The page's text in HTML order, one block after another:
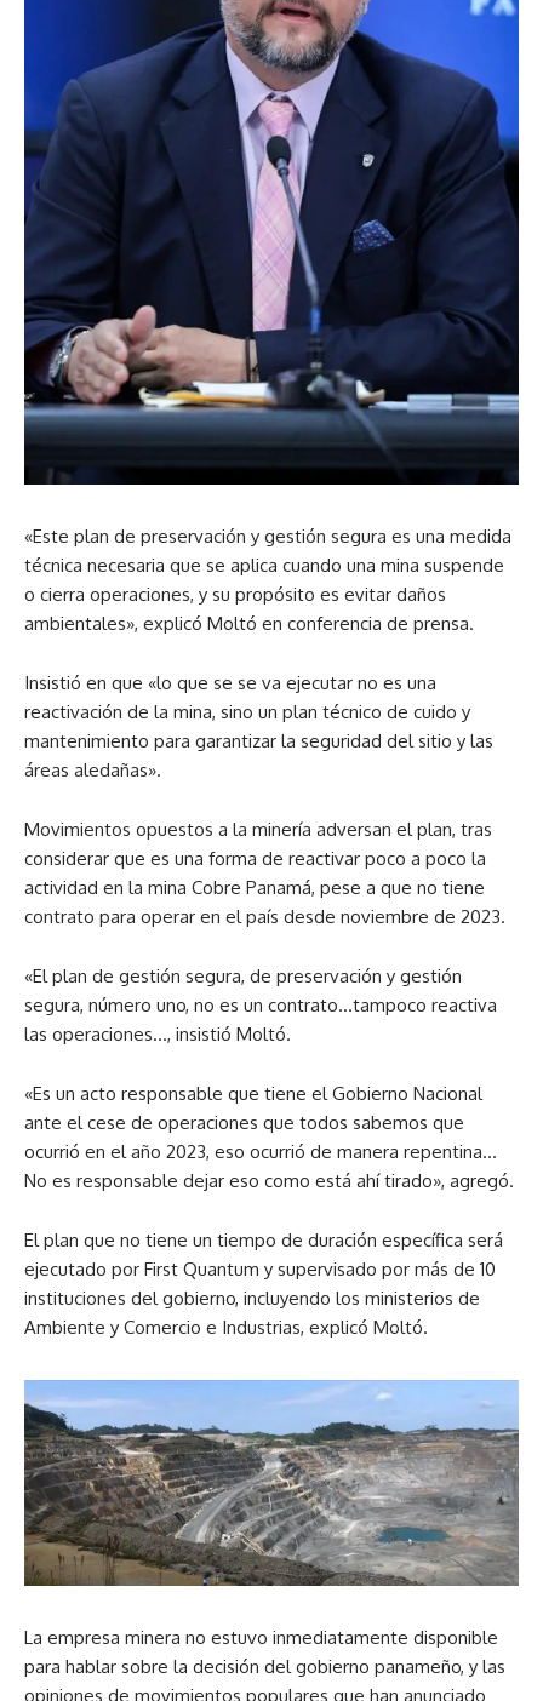
«Este plan de preservación y gestión segura es una medida
técnica necesaria que se aplica cuando una mina suspende
o cierra operaciones, y su propósito es evitar daños
ambientales», explicó Moltó en conferencia de prensa.
Insistió en que «lo que se se va ejecutar no es una
reactivación de la mina, sino un plan técnico de cuido y
mantenimiento para garantizar la seguridad del sitio y las
áreas aledañas».
Movimientos opuestos a la minería adversan el plan, tras
considerar que es una forma de reactivar poco a poco la
actividad en la mina Cobre Panamá, pese a que no tiene
contrato para operar en el país desde noviembre de 2023.
«El plan de gestión segura, de preservación y gestión
segura, número uno, no es un contrato…tampoco reactiva
las operaciones…, insistió Moltó.
«Es un acto responsable que tiene el Gobierno Nacional
ante el cese de operaciones que todos sabemos que
ocurrió en el año 2023, eso ocurrió de manera repentina…
No es responsable dejar eso como está ahí tirado», agregó.
El plan que no tiene un tiempo de duración específica será
ejecutado por First Quantum y supervisado por más de 10
instituciones del gobierno, incluyendo los ministerios de
Ambiente y Comercio e Industrias, explicó Moltó.
La empresa minera no estuvo inmediatamente disponible
para hablar sobre la decisión del gobierno panameño, y las
opiniones de movimientos populares que han anunciado